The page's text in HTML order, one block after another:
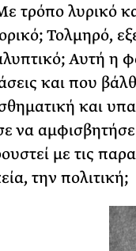
τρόπο λυρικό
Τολμηρό,
Αυτή η
και που
και
να
με τις
την πολιτική;